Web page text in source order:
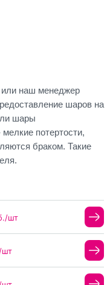
наш менеджер
шаров на
шары
потертости,
браком. Такие
шт